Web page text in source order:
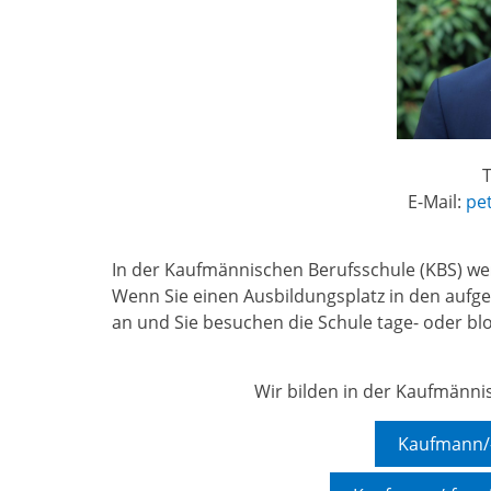
E-Mail:
In der Kaufmännischen Berufsschule (KBS)
Wenn Sie einen Ausbildungsplatz in den
an und Sie besuchen die Schule tage- oder
Wir bilden in der